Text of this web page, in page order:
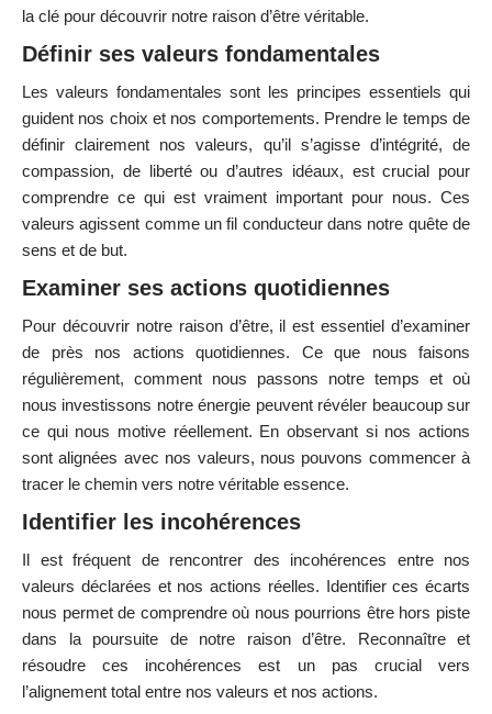
la clé pour découvrir notre raison d’être véritable.
Définir ses valeurs fondamentales
Les valeurs fondamentales sont les principes essentiels qui
guident nos choix et nos comportements. Prendre le temps de
définir clairement nos valeurs, qu’il s’agisse d’intégrité, de
compassion, de liberté ou d’autres idéaux, est crucial pour
comprendre ce qui est vraiment important pour nous. Ces
valeurs agissent comme un fil conducteur dans notre quête de
sens et de but.
Examiner ses actions quotidiennes
Pour découvrir notre raison d’être, il est essentiel d’examiner
de près nos actions quotidiennes. Ce que nous faisons
régulièrement, comment nous passons notre temps et où
nous investissons notre énergie peuvent révéler beaucoup sur
ce qui nous motive réellement. En observant si nos actions
sont alignées avec nos valeurs, nous pouvons commencer à
tracer le chemin vers notre véritable essence.
Identifier les incohérences
Il est fréquent de rencontrer des incohérences entre nos
valeurs déclarées et nos actions réelles. Identifier ces écarts
nous permet de comprendre où nous pourrions être hors piste
dans la poursuite de notre raison d’être. Reconnaître et
résoudre ces incohérences est un pas crucial vers
l’alignement total entre nos valeurs et nos actions.